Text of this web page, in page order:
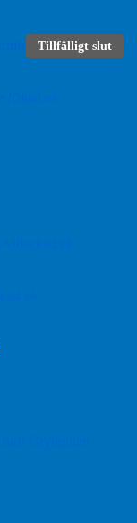
Tillfälligt slut